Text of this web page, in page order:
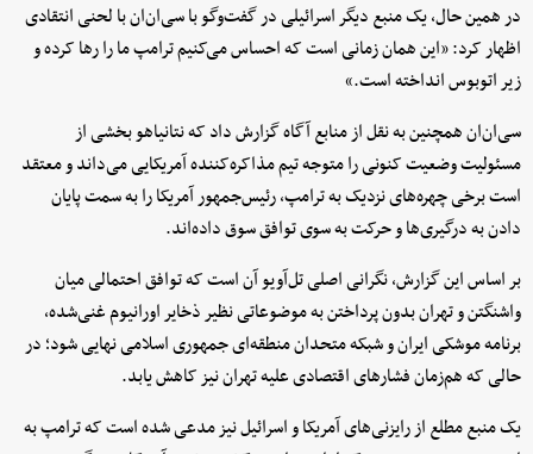
در همین حال، یک منبع دیگر اسرائیلی در گفت‌وگو با سی‌ان‌ان با لحنی انتقادی
اظهار کرد: «این همان زمانی است که احساس می‌کنیم ترامپ ما را رها کرده و
زیر اتوبوس انداخته است.»
سی‌ان‌ان همچنین به نقل از منابع آگاه گزارش داد که نتانیاهو بخشی از
مسئولیت وضعیت کنونی را متوجه تیم مذاکره‌کننده آمریکایی می‌داند و معتقد
است برخی چهره‌های نزدیک به ترامپ، رئیس‌جمهور آمریکا را به سمت پایان
دادن به درگیری‌ها و حرکت به سوی توافق سوق داده‌اند.
بر اساس این گزارش، نگرانی اصلی تل‌آویو آن است که توافق احتمالی میان
واشنگتن و تهران بدون پرداختن به موضوعاتی نظیر ذخایر اورانیوم غنی‌شده،
برنامه موشکی ایران و شبکه متحدان منطقه‌ای جمهوری اسلامی نهایی شود؛ در
حالی که هم‌زمان فشارهای اقتصادی علیه تهران نیز کاهش یابد.
یک منبع مطلع از رایزنی‌های آمریکا و اسرائیل نیز مدعی شده است که ترامپ به